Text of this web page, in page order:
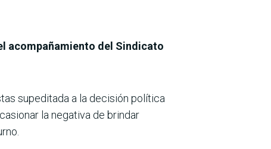
acompañamiento del Sindicato
supeditada a la decisión política
la negativa de brindar